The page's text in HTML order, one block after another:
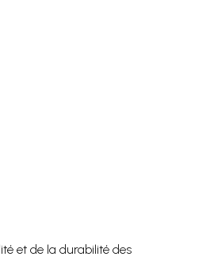
et de la durabilité des